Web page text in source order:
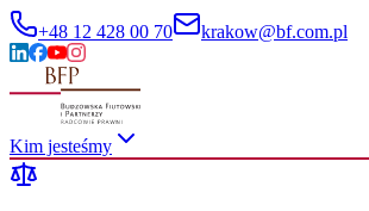
+48 12 428 00 70 krakow@bf.com.pl
Kim jesteśmy